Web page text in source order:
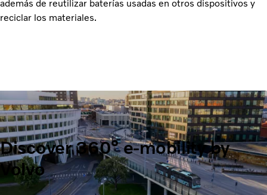
además de reutilizar baterías usadas en otros dispositivos y
reciclar los materiales.
Discover 360° e-mobility by
Volvo